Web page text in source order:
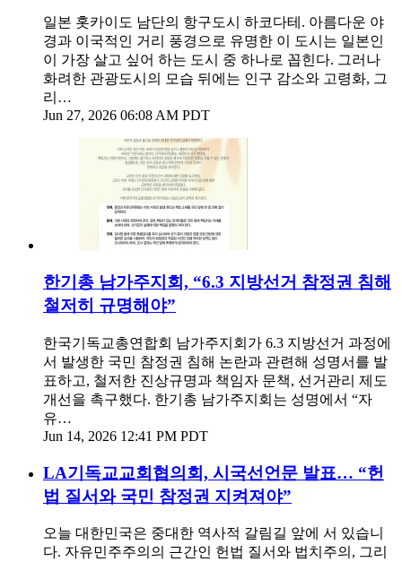
일본 홋카이도 남단의 항구도시 하코다테. 아름다운 야
경과 이국적인 거리 풍경으로 유명한 이 도시는 일본인
이 가장 살고 싶어 하는 도시 중 하나로 꼽힌다. 그러나
화려한 관광도시의 모습 뒤에는 인구 감소와 고령화, 그
리…
Jun 27, 2026 06:08 AM PDT
한기총 남가주지회, “6.3 지방선거 참정권 침해
철저히 규명해야”
한국기독교총연합회 남가주지회가 6.3 지방선거 과정에
서 발생한 국민 참정권 침해 논란과 관련해 성명서를 발
표하고, 철저한 진상규명과 책임자 문책, 선거관리 제도
개선을 촉구했다. 한기총 남가주지회는 성명에서 “자
유…
Jun 14, 2026 12:41 PM PDT
LA기독교교회협의회, 시국선언문 발표… “헌
법 질서와 국민 참정권 지켜져야”
오늘 대한민국은 중대한 역사적 갈림길 앞에 서 있습니
다. 자유민주주의의 근간인 헌법 질서와 법치주의, 그리